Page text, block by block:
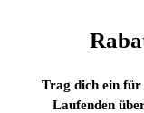
Trag dich ein für
Laufenden